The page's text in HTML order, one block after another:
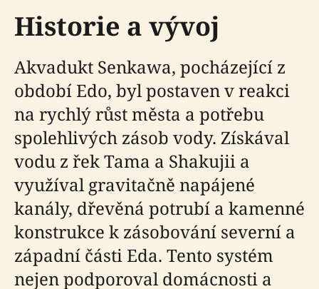
Historie a vývoj
Akvadukt Senkawa, pocházející z
období Edo, byl postaven v reakci
na rychlý růst města a potřebu
spolehlivých zásob vody. Získával
vodu z řek Tama a Shakujii a
využíval gravitačně napájené
kanály, dřevěná potrubí a kamenné
konstrukce k zásobování severní a
západní části Eda. Tento systém
nejen podporoval domácnosti a